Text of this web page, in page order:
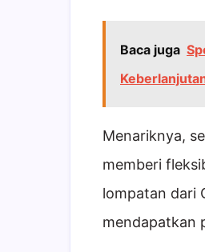
Baca juga
Menariknya,
memberi
lompatan dari
mendapatkan